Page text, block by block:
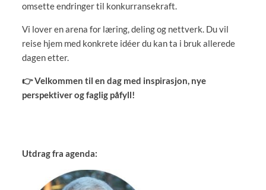
omsette endringer til konkurransekraft.
Vi lover en arena for læring, deling og nettverk. Du vil
reise hjem med konkrete idéer du kan ta i bruk allerede
dagen etter.
👉Velkommen til en dag med inspirasjon, nye
perspektiver og faglig påfyll!
Utdrag fra agenda: